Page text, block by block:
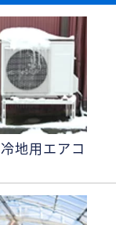
地用エアコ